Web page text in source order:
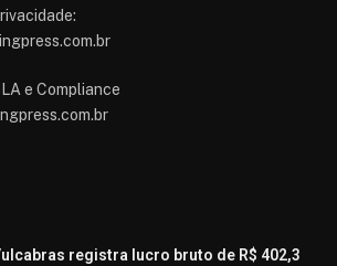
e Compliance
registra lucro bruto de R$ 402,3